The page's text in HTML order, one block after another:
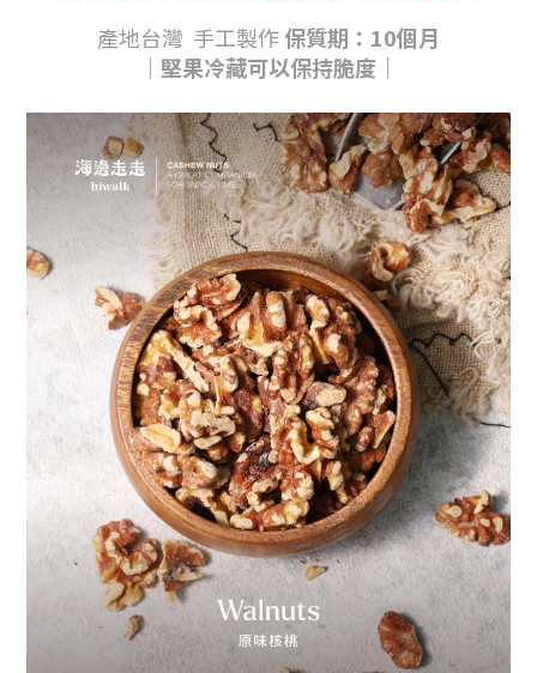
產地台灣 手工製作保質期：10個月
｜堅果冷藏可以保持脆度｜